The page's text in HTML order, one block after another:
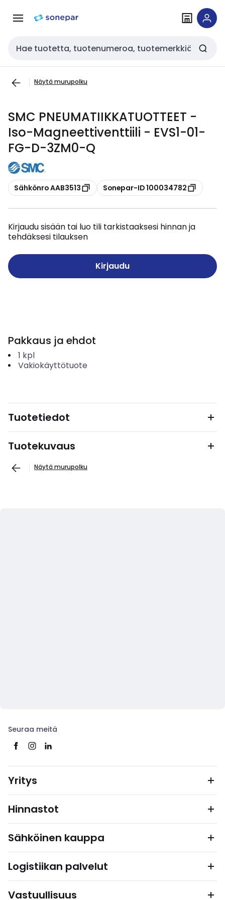
navigointiinsisältöön
Haku
Näytä murupolku
SMC PNEUMATIIKKATUOTTEET -
Iso-Magneettiventtiili - EVS1-01-
FG-D-3ZM0-Q
Kopioi
Sähkönro AAB3513 Kopioi
Sonepar-ID 100034782
Kirjaudu sisään tai luo tili tarkistaaksesi hinnan ja
tehdäksesi tilauksen
Kirjaudu
Pakkaus ja ehdot
1 kpl
Vakiokäyttötuote
Tuotetiedot
Tuotekuvaus
Näytä murupolku
Seuraa meitä
Yritys
Hinnastot
Sähköinen kauppa
Logistiikan palvelut
Vastuullisuus